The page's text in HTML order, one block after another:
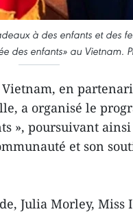
à des enfants et des
des enfants» au Vietnam.
en
a organisé le
», poursuivant
et son
Julia Morley,